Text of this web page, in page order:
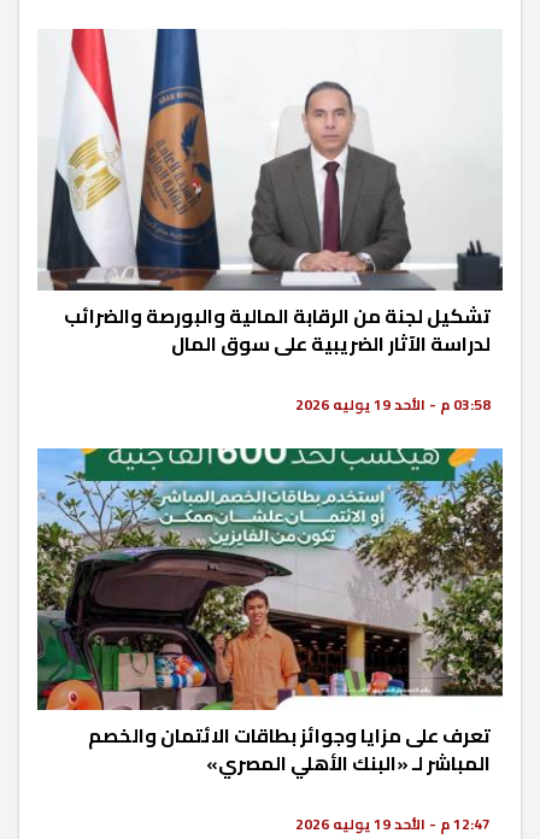
تشكيل لجنة من الرقابة المالية والبورصة والضرائب
لدراسة الآثار الضريبية على سوق المال
03:58 م - الأحد 19 يوليه 2026
تعرف على مزايا وجوائز بطاقات الائتمان والخصم
المباشر لـ «البنك الأهلي المصري»
12:47 م - الأحد 19 يوليه 2026